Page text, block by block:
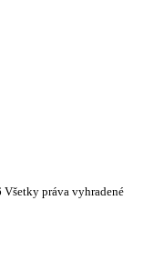
práva vyhradené